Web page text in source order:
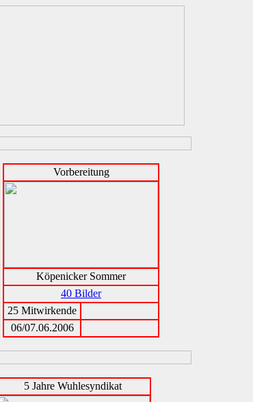
Vorbereitung
Köpenicker Sommer
40 Bilder
25 Mitwirkende
06/07.06.2006
5 Jahre Wuhlesyndikat